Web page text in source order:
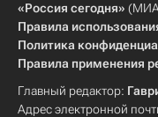
«Россия сегодня» (МИА
Правила
Политика
Правила применения
Главный редактор:
Адрес электронной